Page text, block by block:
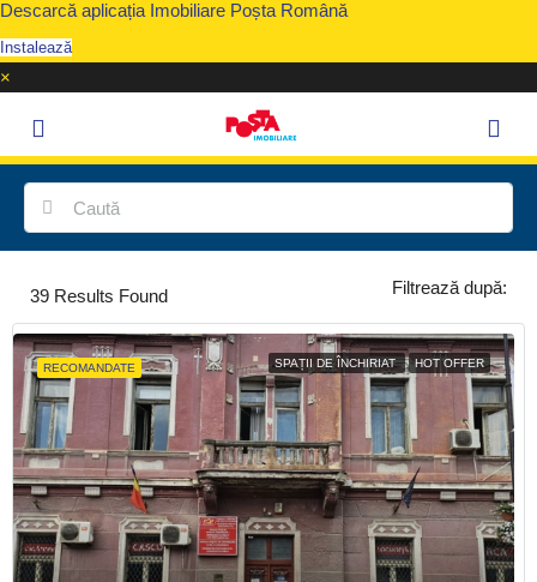
Descarcă aplicația Imobiliare Poșta Română
Instalează
×
39 Results Found Filtrează după:
RECOMANDATE SPAȚII DE ÎNCHIRIAT HOT OFFER